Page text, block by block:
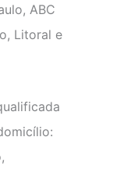
ABC
Litoral e